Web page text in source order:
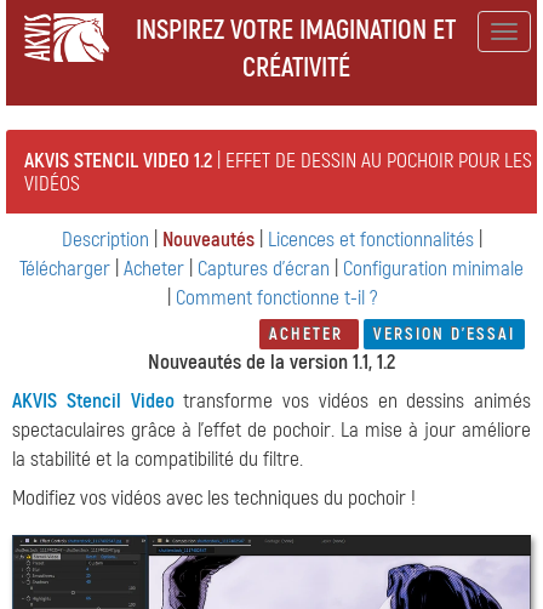
INSPIREZ VOTRE IMAGINATION ET
CRÉATIVITÉ
AKVIS STENCIL VIDEO 1.2 | EFFET DE DESSIN AU POCHOIR POUR LES
VIDÉOS
Description Nouveautés Licences et fonctionnalités|
Télécharger Acheter Captures d'écran
Configuration minimale
Comment fonctionne t-il ?
ACHETER VERSION D'ESSAI
Nouveautés de la version 1.1, 1.2
AKVIS Stencil Videotransforme vos vidéos en dessins animés
spectaculaires grâce à l'effet de pochoir. La mise à jour améliore
la stabilité et la compatibilité du filtre.
Modifiez vos vidéos avec les techniques du pochoir !